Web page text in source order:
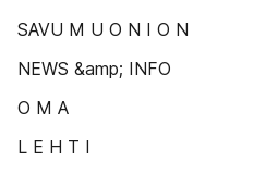
SAVU M U O N I O N
NEWS &amp; INFO
O M A
L E H T I